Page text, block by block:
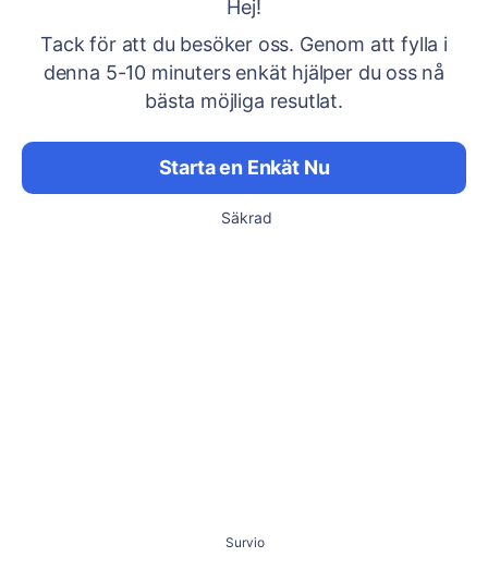
Hej!
Tack för att du besöker oss. Genom att fylla i
denna 5-10 minuters enkät hjälper du oss nå
bästa möjliga resutlat.
Starta en Enkät Nu
Säkrad
Survio